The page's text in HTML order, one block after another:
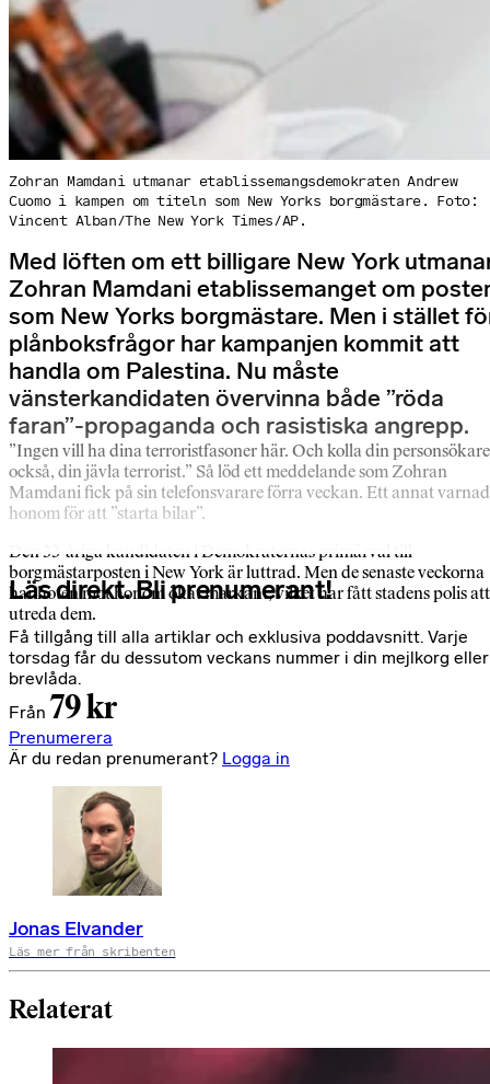
Zohran Mamdani utmanar etablissemangsdemokraten Andrew
Cuomo i kampen om titeln som New Yorks borgmästare. Foto:
Vincent Alban/The New York Times/AP.
Med löften om ett billigare New York
Zohran Mamdani etablissemanget om
som New Yorks borgmästare. Men i stället
plånboksfrågor har kampanjen kommit att
handla om Palestina. Nu måste
vänsterkandidaten övervinna både ”röda
faran”-propaganda och rasistiska angrepp.
”Ingen vill ha dina terroristfasoner här. Och kolla din personsökare
också, din jävla terrorist.” Så löd ett meddelande som Zohran
Mamdani fick på sin telefonsvarare förra veckan. Ett annat
honom för att ”starta bilar”.
Den 33-åriga kandidaten i Demokraternas primärval till
borgmästarposten i New York är luttrad. Men de senaste veckorna
har hoten mot honom ökat markant, vilket har fått stadens polis att
utreda dem.
Läs direkt. Bli prenumerant!
Få tillgång till alla artiklar och exklusiva poddavsnitt. Varje
torsdag får du dessutom veckans nummer i din mejlkorg eller
brevlåda.
Från 79 kr
Prenumerera
Är du redan prenumerant? Logga in
Jonas Elvander
Läs mer från skribenten
Relaterat